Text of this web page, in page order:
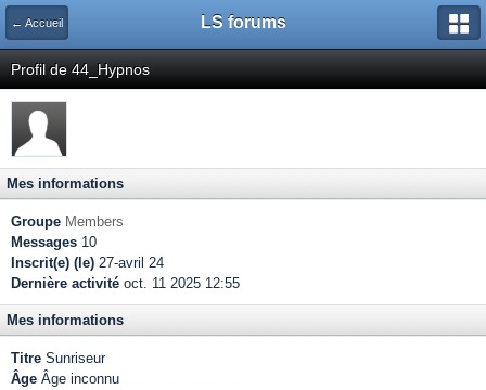
← Accueil LS forums
Profil de 44_Hypnos
Mes informations
Groupe Members
Messages 10
Inscrit(e) (le) 27-avril 24
Dernière activité oct. 11 2025 12:55
Mes informations
Titre Sunriseur
Âge Âge inconnu